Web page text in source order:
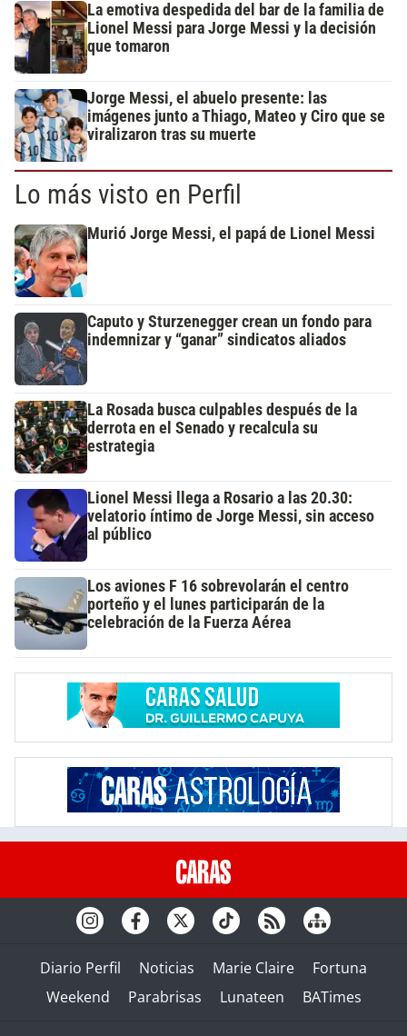
La emotiva despedida del bar de la familia de
Lionel Messi para Jorge Messi y la decisión
que tomaron
Jorge Messi, el abuelo presente: las
imágenes junto a Thiago, Mateo y Ciro que se
viralizaron tras su muerte
Lo más visto en Perfil
Murió Jorge Messi, el papá de Lionel Messi
Caputo y Sturzenegger crean un fondo para
indemnizar y “ganar” sindicatos aliados
La Rosada busca culpables después de la
derrota en el Senado y recalcula su
estrategia
Lionel Messi llega a Rosario a las 20.30:
velatorio íntimo de Jorge Messi, sin acceso
al público
Los aviones F 16 sobrevolarán el centro
porteño y el lunes participarán de la
celebración de la Fuerza Aérea
Diario Perfil Noticias Marie Claire
Fortuna
Weekend
Parabrisas Lunateen BATimes